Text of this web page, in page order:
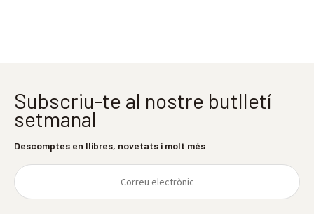
Subscriu-te al nostre butlletí
setmanal
Descomptes en llibres, novetats i molt més